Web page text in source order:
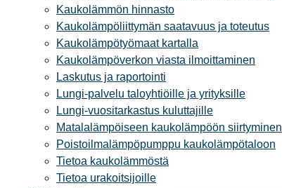
Kaukolämmön hinnasto
Kaukolämpöliittymän saatavuus ja toteutus
Kaukolämpötyömaat kartalla
Kaukolämpöverkon viasta ilmoittaminen
Laskutus ja raportointi
Lungi-palvelu taloyhtiöille ja yrityksille
Lungi-vuositarkastus kuluttajille
Matalalämpöiseen kaukolämpöön siirtyminen
Poistoilmalämpöpumppu kaukolämpötaloon
Tietoa kaukolämmöstä
Tietoa urakoitsijoille